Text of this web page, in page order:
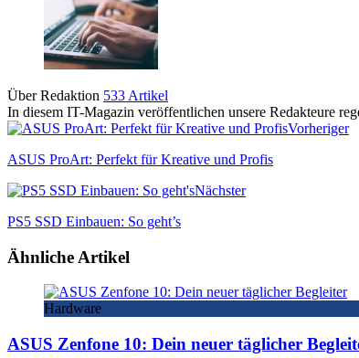
Über Redaktion 533 Artikel
In diesem IT-Magazin veröffentlichen unsere Redakteure
Vorheriger
ASUS ProArt: Perfekt für Kreative und Profis
Nächster
PS5 SSD Einbauen: So geht’s
Ähnliche Artikel
Hardware
ASUS Zenfone 10: Dein neuer täglicher